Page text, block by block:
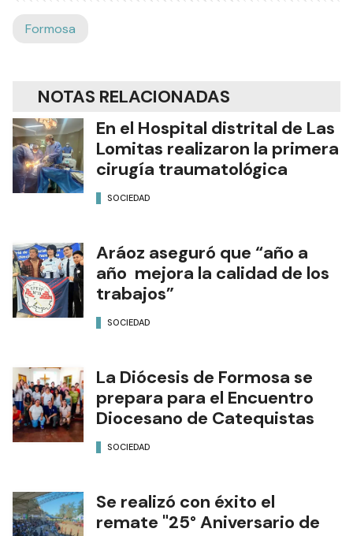
Formosa
NOTAS RELACIONADAS
En el Hospital distrital de Las
Lomitas realizaron la primera
cirugía traumatológica
SOCIEDAD
Aráoz aseguró que “año a
año mejora la calidad de los
trabajos”
SOCIEDAD
La Diócesis de Formosa se
prepara para el Encuentro
Diocesano de Catequistas
SOCIEDAD
Se realizó con éxito el
remate "25° Aniversario de